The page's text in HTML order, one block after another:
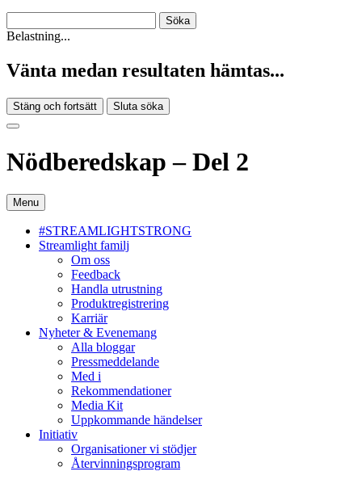
Belastning...
Vänta medan resultaten hämtas...
Stäng och fortsätt Sluta söka
Nödberedskap – Del 2
Menu
#STREAMLIGHTSTRONG
Streamlight familj
Om oss
Feedback
Handla utrustning
Produktregistrering
Karriär
Nyheter & Evenemang
Alla bloggar
Pressmeddelande
Med i
Rekommendationer
Media Kit
Uppkommande händelser
Initiativ
Organisationer vi stödjer
Återvinningsprogram